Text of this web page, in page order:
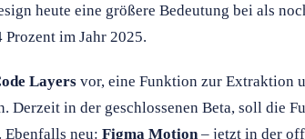
heute eine größere Bedeutung bei als
im Jahr 2025.
Layers vor, eine Funktion zur Extraktion
Derzeit in der geschlossenen Beta, soll die
Ebenfalls neu: Figma Motion – jetzt in der